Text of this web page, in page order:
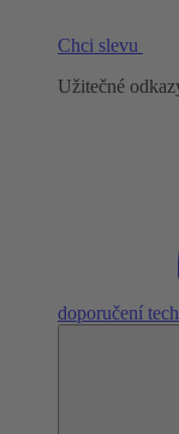
Chci slevu
Užitečné
doporučení